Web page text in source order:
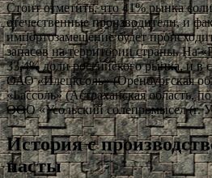
Стоит отметить, что 41% рынка
отечественные производители, и
импортозамещение будет
запасов на территории страны. На
33,4% доли российского рынка, и в
ОАО «Илецксоль» (Оренбургская
«Бассоль» (Астраханская область,
ООО «Усольский солепромысел (г.
История с
пасты